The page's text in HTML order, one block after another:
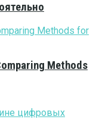
Methods